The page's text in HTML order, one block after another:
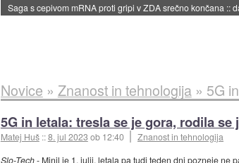
Saga s cepivom mRNA proti gripi v ZDA srečno končana ::
Novice » Znanost in tehnologija» 5G
5G in letala: tresla se je gora, rodila se
Matej Huš ::8. jul 2023 ob 12:40
Znanost in tehnologija
Slo-Tech- Minil je 1. julij, letala pa tudi teden dni pozneje ne